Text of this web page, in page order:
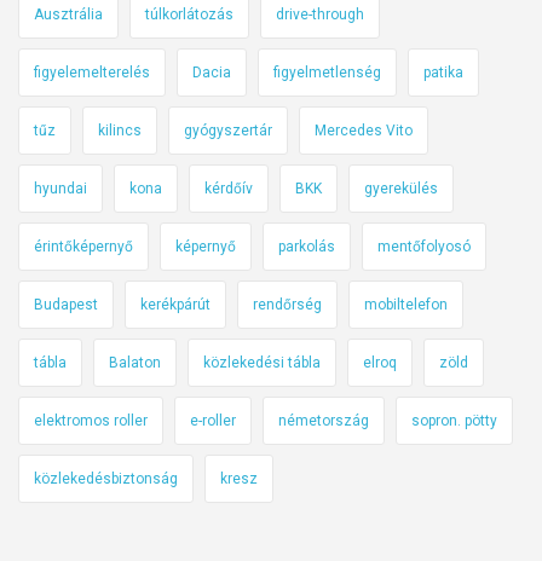
Ausztrália túlkorlátozás drive-through
figyelemelterelés Dacia figyelmetlenség patika
tűz kilincs gyógyszertár Mercedes Vito
hyundai kona kérdőív BKK gyerekülés
érintőképernyő képernyő parkolás mentőfolyosó
Budapest kerékpárút rendőrség mobiltelefon
tábla Balaton közlekedési tábla elroq zöld
elektromos roller e-roller németország sopron. pötty
közlekedésbiztonság kresz